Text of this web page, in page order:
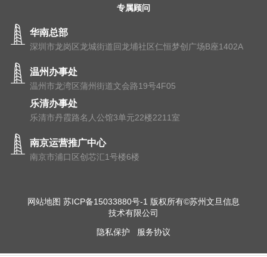
专属顾问
华南总部
深圳市龙岗区龙城街道回龙埔社区仁恒梦创广场B座1402A
温州办事处
温州市⻰湾区蒲州街道⽂会路19号4F05
乐清办事处
乐清市丹霞路名人公馆3单元22楼2211室
南京运营推广中心
南京市浦⼝区创芯汇1号楼6楼
网站地图 苏ICP备15033880号-1 版权所有©苏州文旦信息
技术有限公司
隐私保护 服务协议